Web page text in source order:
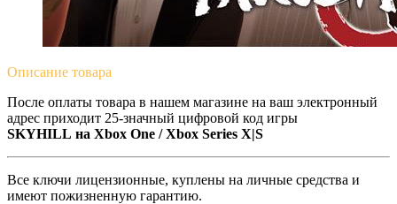
Описание товара
После оплаты товара в нашем магазине на ваш электронный
адрес приходит 25-значный цифровой код игры
SKYHILL на Xbox One / Xbox Series X|S
Все ключи лицензионные, куплены на личные средства и
имеют пожизненную гарантию.